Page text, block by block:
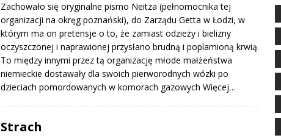
Zachowało się oryginalne pismo Neitza (pełnomocnika tej
organizacji na okręg poznański), do Zarządu Getta w Łodzi, w
którym ma on pretensje o to, że zamiast odzieży i bielizny
oczyszczonej i naprawionej przysłano brudną i poplamioną krwią.
To między innymi przez tą organizację młode małżeństwa
niemieckie dostawały dla swoich pierworodnych wózki po
dzieciach pomordowanych w komorach gazowych Więcej…
Strach